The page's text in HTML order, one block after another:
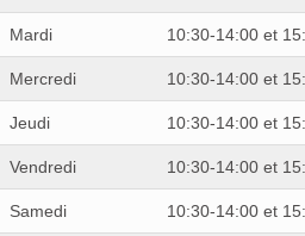
Mardi 10:30-14:00 et
Mercredi 10:30-14:00 et
Jeudi 10:30-14:00 et
Vendredi 10:30-14:00 et
Samedi 10:30-14:00 et